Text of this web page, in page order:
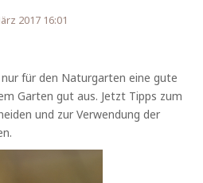
2017 16:01
für den Naturgarten eine gute
Garten gut aus. Jetzt Tipps zum
und zur Verwendung der